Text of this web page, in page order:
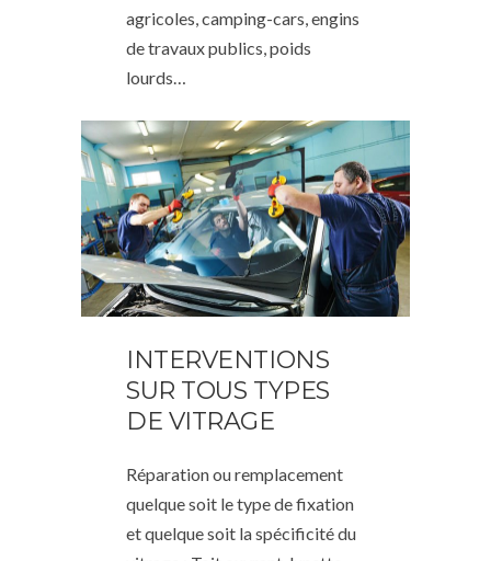
agricoles, camping-cars, engins
de travaux publics, poids
lourds…
INTERVENTIONS
SUR TOUS TYPES
DE VITRAGE
Réparation ou remplacement
quelque soit le type de fixation
et quelque soit la spécificité du